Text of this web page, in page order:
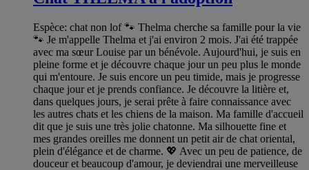
Espèce: chat non lof 🐾 Thelma cherche sa famille pour la vie
🐾 Je m'appelle Thelma et j'ai environ 2 mois. J'ai été trappée
avec ma sœur Louise par un bénévole. Aujourd'hui, je suis en
pleine forme et je découvre chaque jour un peu plus le monde
qui m'entoure. Je suis encore un peu timide, mais je progresse
chaque jour et je prends confiance. Je découvre la litière et,
dans quelques jours, je serai prête à faire connaissance avec
les autres chats et les chiens de la maison. Ma famille d'accueil
dit que je suis une très jolie chatonne. Ma silhouette fine et
mes grandes oreilles me donnent un petit air de chat oriental,
plein d'élégance et de charme. 💖 Avec un peu de patience, de
douceur et beaucoup d'amour, je deviendrai une merveilleuse